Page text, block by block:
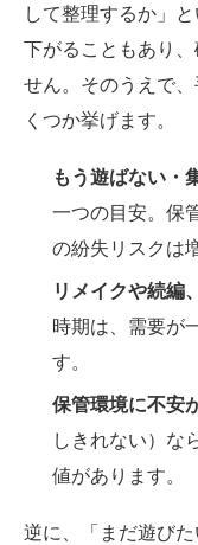
して整理するか」
下がることもあり
せん。そのうえで
くつか挙げます。
もう遊ばない・
一つの目安。保
の紛失リスクは
リメイクや続編
時期は、需要が
す。
保管環境に不安
しきれない）な
値があります。
逆に、「まだ遊び